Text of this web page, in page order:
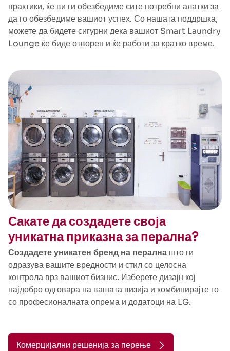
практики, ќе ви ги обезбедиме сите потребни алатки за
да го обезбедиме вашиот успех. Со нашата поддршка,
можете да бидете сигурни дека вашиот Smart Laundry
Lounge ќе биде отворен и ќе работи за кратко време.
Сакате да создадете своја
уникатна приказна за перална?
Создадете уникатен бренд на перална што ги
одразува вашите вредности и стил со целосна
контрола врз вашиот бизнис. Изберете дизајн кој
најдобро одговара на вашата визија и комбинирајте го
со професионалната опрема и додатоци на LG.
Комерцијални решенија за перење